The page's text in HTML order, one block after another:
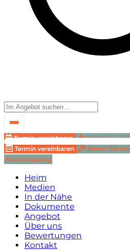
Termin vereinbaren Bieten Sie
Termin vereinbaren
Bieten Sie
Wertschätzung
Heim
Medien
In der Nähe
Dokumente
Angebot
Über uns
Bewertungen
Kontakt